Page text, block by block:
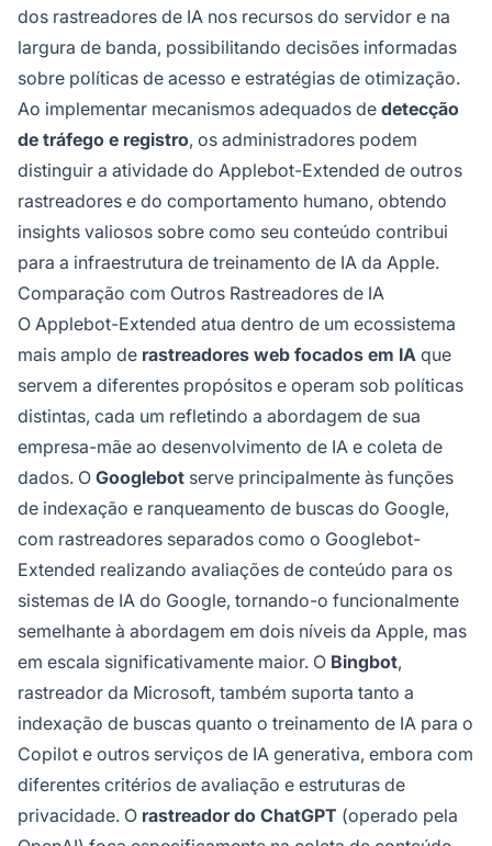
dos rastreadores de IA nos recursos do servidor e na
largura de banda, possibilitando decisões informadas
sobre políticas de acesso e estratégias de otimização.
Ao implementar mecanismos adequados de detecção
de tráfego e registro, os administradores podem
distinguir a atividade do Applebot-Extended de outros
rastreadores e do comportamento humano, obtendo
insights valiosos sobre como seu conteúdo contribui
para a infraestrutura de treinamento de IA da Apple.
Comparação com Outros Rastreadores de IA
O Applebot-Extended atua dentro de um ecossistema
mais amplo de rastreadores web focados em IA que
servem a diferentes propósitos e operam sob políticas
distintas, cada um refletindo a abordagem de sua
empresa-mãe ao desenvolvimento de IA e coleta de
dados. O Googlebot serve principalmente às funções
de indexação e ranqueamento de buscas do Google,
com rastreadores separados como o Googlebot-
Extended realizando avaliações de conteúdo para os
sistemas de IA do Google, tornando-o funcionalmente
semelhante à abordagem em dois níveis da Apple, mas
em escala significativamente maior. O Bingbot,
rastreador da Microsoft, também suporta tanto a
indexação de buscas quanto o treinamento de IA para o
Copilot e outros serviços de IA generativa, embora com
diferentes critérios de avaliação e estruturas de
privacidade. O rastreador do ChatGPT (operado pela